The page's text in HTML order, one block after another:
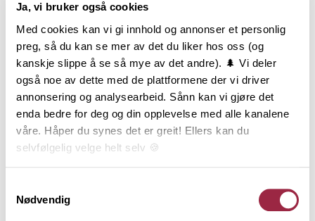
Ja, vi bruker også cookies
Med cookies kan vi gi innhold og annonser et personlig
preg, så du kan se mer av det du liker hos oss (og
kanskje slippe å se så mye av det andre). 🌲 Vi deler
også noe av dette med de plattformene der vi driver
annonsering og analysearbeid. Sånn kan vi gjøre det
enda bedre for deg og din opplevelse med alle kanalene
våre. Håper du synes det er greit! Ellers kan du
selvfølgelig velge helt selv 🍪
Nødvendig
Produktinformasjon
Dobbelfals Rett er kledningen som gir en stram og
enkel veggflate. Det maskuline uttrykket forsterkes
av de rette kantene og den 12 mm skyggen. Likevel
gir Dobbelfals Rett et naturlig og balansert inntrykk
av boligen. Dobbelfals Rett er mest brukt stående.
Kledningen leveres i dimensjonene 19x098, 19x123